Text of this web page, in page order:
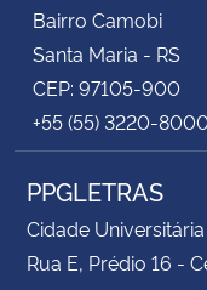
Secretaria de Governo
Gabinete de Segurança
Advocacia-Geral da União
Bairro Camobi
Santa Maria - RS
CEP: 97105-900
+55 (55) 3220-8000
PPGLETRAS
Cidade
Rua E, Prédio 16 -